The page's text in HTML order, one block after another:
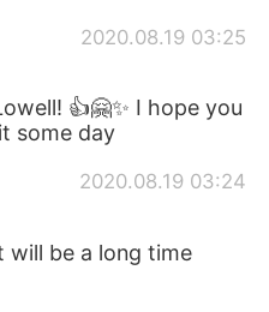
2020.08.19 03:25
👍🤗✨ I hope you
some day
2020.08.19 03:24
will be a long time